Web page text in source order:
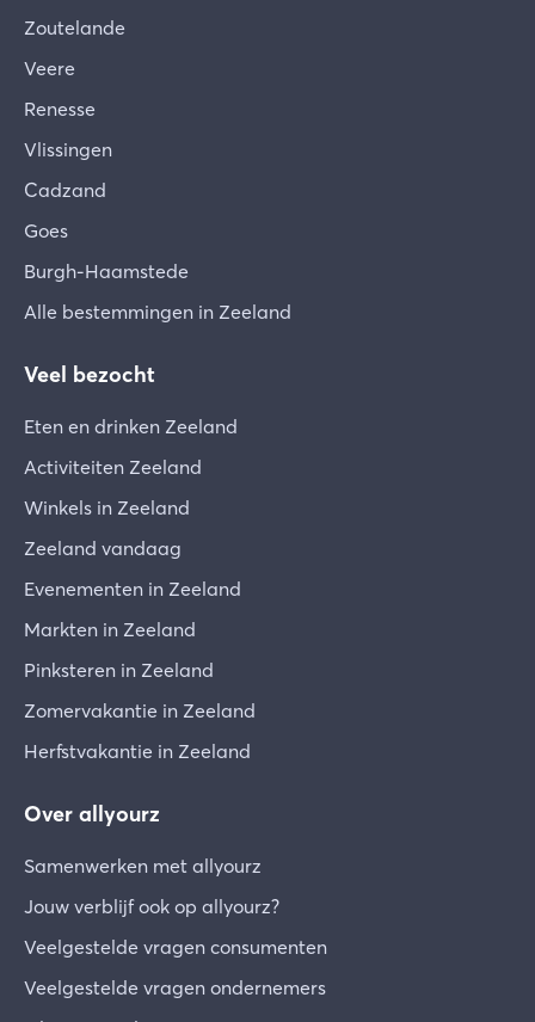
Zoutelande
Veere
Renesse
Vlissingen
Cadzand
Goes
Burgh-Haamstede
Alle bestemmingen in Zeeland
Veel bezocht
Eten en drinken Zeeland
Activiteiten Zeeland
Winkels in Zeeland
Zeeland vandaag
Evenementen in Zeeland
Markten in Zeeland
Pinksteren in Zeeland
Zomervakantie in Zeeland
Herfstvakantie in Zeeland
Over allyourz
Samenwerken met allyourz
Jouw verblijf ook op allyourz?
Veelgestelde vragen consumenten
Veelgestelde vragen ondernemers